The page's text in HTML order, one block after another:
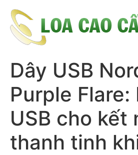
Dây USB
Purple Flare:
USB cho kết
thanh tinh